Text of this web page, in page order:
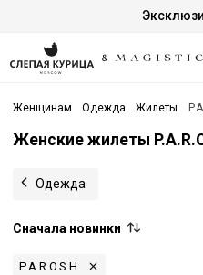
Женщинам Одежда Жилеты
Женские жилеты
Одежда
Сначала новинки
P.A.R.O.S.H.